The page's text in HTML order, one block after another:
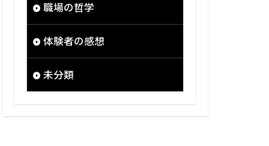
職場の哲学
体験者の感想
未分類